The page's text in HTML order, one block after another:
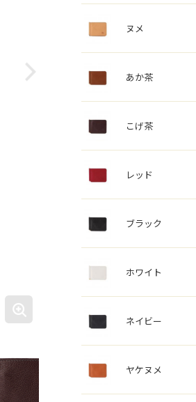
ヌメ
あか茶
こげ茶
レッド
ブラック
ホワイト
ネイビー
ヤケヌメ